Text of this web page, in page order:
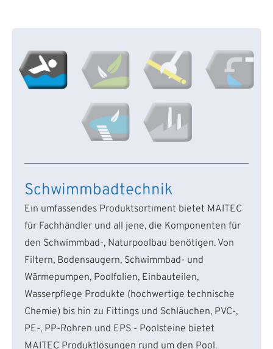
Schwimmbadtechnik
Ein umfassendes Produktsortiment bietet MAITEC
für Fachhändler und all jene, die Komponenten für
den Schwimmbad-, Naturpoolbau benötigen. Von
Filtern, Bodensaugern, Schwimmbad- und
Wärmepumpen, Poolfolien, Einbauteilen,
Wasserpflege Produkte (hochwertige technische
Chemie) bis hin zu Fittings und Schläuchen, PVC-,
PE-, PP-Rohren und EPS - Poolsteine bietet
MAITEC Produktlösungen rund um den Pool.